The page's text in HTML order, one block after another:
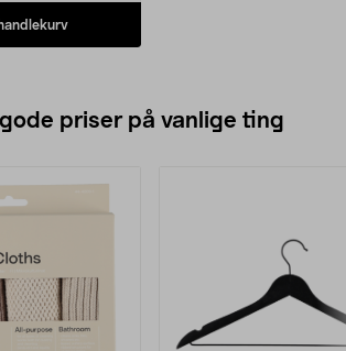
priser på vanlige ting